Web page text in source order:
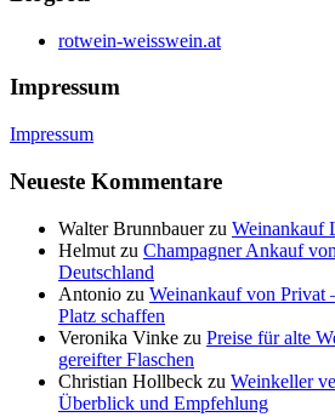
rotwein-weisswein.at
Impressum
Impressum
Neueste Kommentare
Walter Brunnbauerzu Weinankauf
Helmut zu Champagner Ankauf
Deutschland
Antonio zu Weinankauf von Privat
Platz schaffen
Veronika Vinke zu Preise für alte
gereifter Flaschen
Christian Hollbeck zu Weinkeller
Überblick und Empfehlung